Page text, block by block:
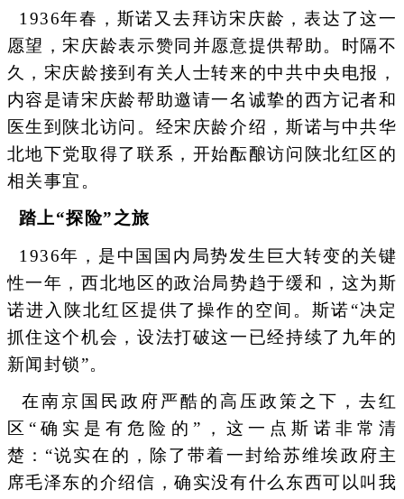
1936年春，斯诺又去拜访宋庆龄，表达了这一
愿望，宋庆龄表示赞同并愿意提供帮助。时隔不
久，宋庆龄接到有关人士转来的中共中央电报，
内容是请宋庆龄帮助邀请一名诚挚的西方记者和
医生到陕北访问。经宋庆龄介绍，斯诺与中共华
北地下党取得了联系，开始酝酿访问陕北红区的
相关事宜。
踏上“探险”之旅
1936年，是中国国内局势发生巨大转变的关键
性一年，西北地区的政治局势趋于缓和，这为斯
诺进入陕北红区提供了操作的空间。斯诺“决定
抓住这个机会，设法打破这一已经持续了九年的
新闻封锁”。
在南京国民政府严酷的高压政策之下，去红
区“确实是有危险的”，这一点斯诺非常清
楚：“说实在的，除了带着一封给苏维埃政府主
席毛泽东的介绍信，确实没有什么东西可以叫我